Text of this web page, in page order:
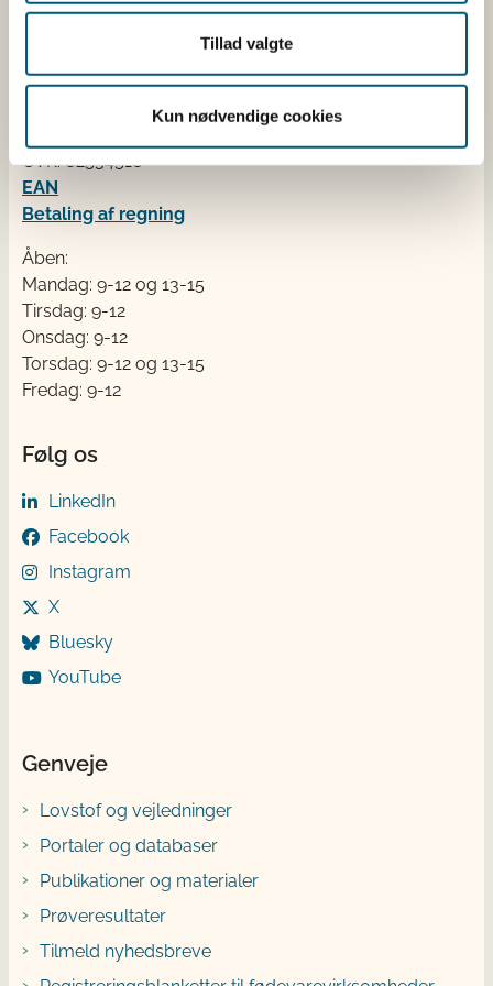
Tillad valgte
Kun nødvendige cookies
Kontakt
Stationsparken 31-33
CVR: 62534516
EAN
Betaling af regning
Åben:
Mandag: 9-12 og 13-15
Tirsdag: 9-12
Onsdag: 9-12
Torsdag: 9-12 og 13-15
Fredag: 9-12
Følg os
LinkedIn
Facebook
Instagram
X
Bluesky
YouTube
Genveje
Lovstof og vejledninger
Portaler og databaser
Publikationer og materialer
Prøveresultater
Tilmeld nyhedsbreve